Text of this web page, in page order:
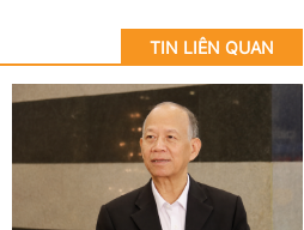
TIN LIÊN QUAN